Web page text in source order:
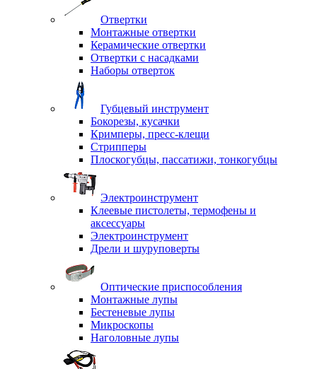
Отвертки
Монтажные отвертки
Керамические отвертки
Отвертки с насадками
Наборы отверток
Губцевый инструмент
Бокорезы, кусачки
Кримперы, пресс-клещи
Стрипперы
Плоскогубцы, пассатижи, тонкогубцы
Электроинструмент
Клеевые пистолеты, термофены и
аксессуары
Электроинструмент
Дрели и шуруповерты
Оптические приспособления
Монтажные лупы
Бестеневые лупы
Микроскопы
Наголовные лупы